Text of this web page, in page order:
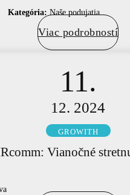
Kategória:Naše podujatia
Viac podrobností
11.
12. 2024
GROWITH
Vianočné